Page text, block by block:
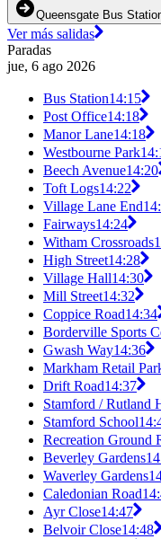
Queensgate Bus
Ver más salidas
Paradas
jue, 6 ago 2026
Bus Station14:15
Post Office14:18
Manor Lane14:18
Westbourne Park
Beech Avenue14:20
Toft Logs14:22
Village Lane End
Fairways14:24
Witham Crossroads
High Street14:28
Village Hall14:30
Mill Street14:32
Coppice Road14:34
Borderville Sports
Gwash Way14:36
Markham Retail
Drift Road14:37
Stamford / Rutland
Stamford School
Recreation Ground
Beverley Gardens
Waverley Gardens
Caledonian Road
Ayr Close14:47
Belvoir Close14:48